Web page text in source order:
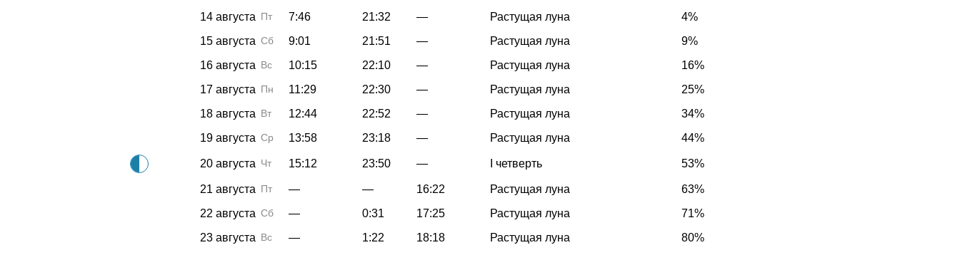
14 августа Пт 7:46 21:32 — Растущая луна
4%
15 августа Сб 9:01 21:51 — Растущая луна
9%
16 августа Вс 10:15 22:10 — Растущая луна
16%
17 августа Пн 11:29 22:30 — Растущая луна
25%
18 августа Вт 12:44 22:52 — Растущая луна
34%
19 августа Ср 13:58 23:18 — Растущая луна 44%
20 августа Чт 15:12 23:50 — I четверть 53%
21 августа Пт — — 16:22 Растущая луна
63%
22 августа Сб — 0:31 17:25 Растущая луна
71%
23 августа Вс — 1:22 18:18 Растущая луна
80%